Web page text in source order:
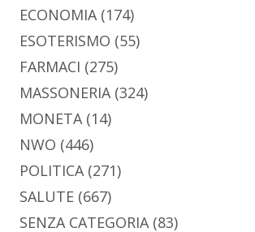
ECONOMIA(174)
ESOTERISMO (55)
FARMACI (275)
MASSONERIA(324)
MONETA(14)
NWO (446)
POLITICA(271)
SALUTE (667)
SENZA CATEGORIA(83)